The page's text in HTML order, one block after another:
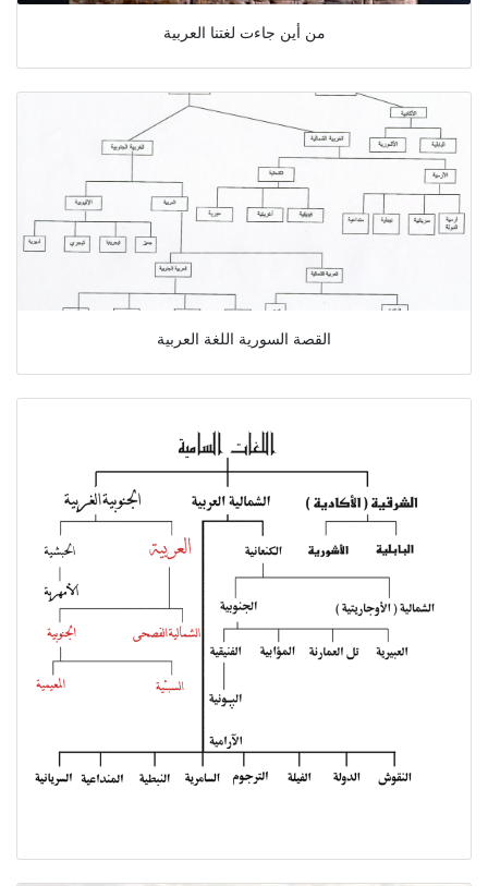
من أين جاءت لغتنا العربية
القصة السورية اللغة العربية